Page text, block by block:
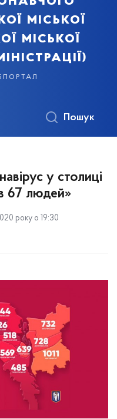
міської
міської
Пошук
у столиці
67 людей»
року о 19:30